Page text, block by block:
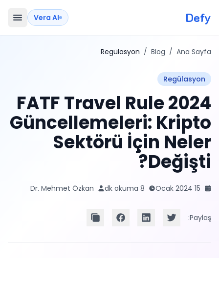
Defy
Vera AI
Ana Sayfa
/
Blog
/
Regülasyon
Regülasyon
2024 FATF Travel Rule
Güncellemeleri: Kripto
Sektörü İçin Neler
Değişti?
15 Ocak 2024
8 dk okuma
Dr. Mehmet Özkan
Paylaş: